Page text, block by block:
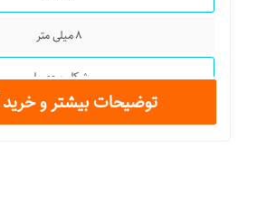
شکل محصول
توضیحات بیشتر و خرید